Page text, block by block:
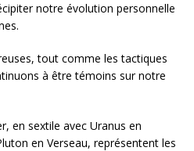
notre évolution personnelle
tout comme les tactiques
à être témoins sur notre
en sextile avec Uranus en
en Verseau, représentent les